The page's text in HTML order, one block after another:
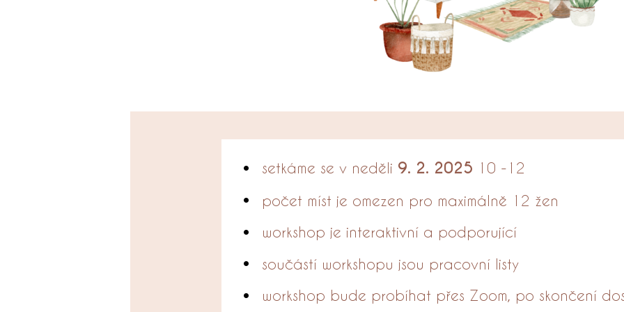
setkáme se v neděli 9. 2. 2025 10 -12
počet míst je omezen pro maximálně 12 žen
workshop je interaktivní a podporující
součástí workshopu jsou pracovní listy
workshop bude probíhat přes Zoom, po skončení